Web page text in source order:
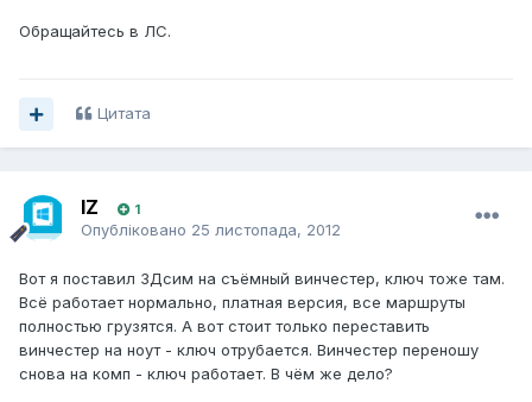
Обращайтесь в ЛС.
Цитата
IZ 1
Опубліковано 25 листопада, 2012
Вот я поставил ЗДсим на съёмный винчестер, ключ тоже там.
Всё работает нормально, платная версия, все маршруты
полностью грузятся. А вот стоит только переставить
винчестер на ноут - ключ отрубается. Винчестер переношу
снова на комп - ключ работает. В чём же дело?